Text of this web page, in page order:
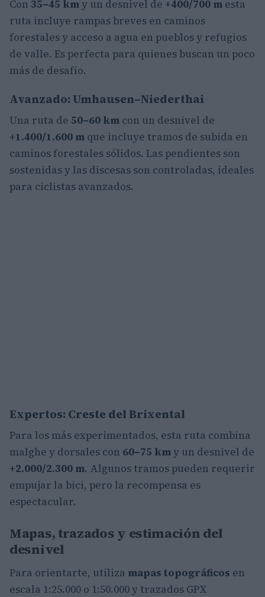
Con 35–45 kmy un desnivel de +400/700 m esta
ruta incluye rampas breves en caminos
forestales y acceso a agua en pueblos y refugios
de valle. Es perfecta para quienes buscan un poco
más de desafío.
Avanzado: Umhausen–Niederthai
Una ruta de 50–60 km con un desnivel de
+1.400/1.600 m que incluye tramos de subida en
caminos forestales sólidos. Las pendientes son
sostenidas y las discesas son controladas, ideales
para ciclistas avanzados.
Expertos: Creste del Brixental
Para los más experimentados, esta ruta combina
malghe y dorsales con 60–75 kmy un desnivel de
+2.000/2.300 m. Algunos tramos pueden requerir
empujar la bici, pero la recompensa es
espectacular.
Mapas, trazados y estimación del
desnivel
Para orientarte, utiliza mapas topográficos en
escala 1:25.000 o 1:50.000 y trazados GPX